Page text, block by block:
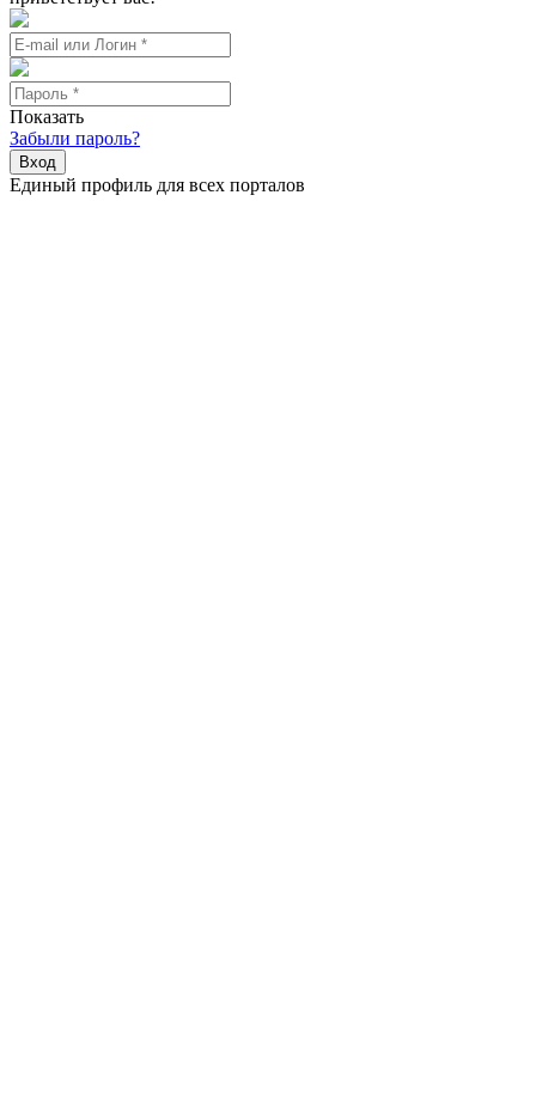
Показать
Забыли пароль?
Вход
Единый профиль для всех порталов